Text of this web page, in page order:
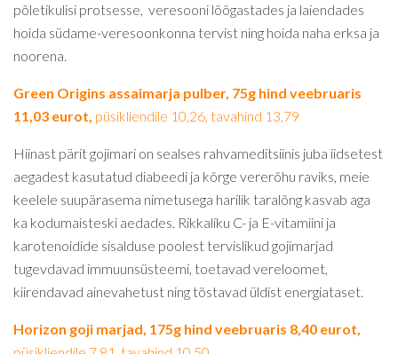
põletikulisi protsesse, veresooni lõõgastades ja laiendades
hoida südame-veresoonkonna tervist ning hoida naha erksa ja
noorena.
Green Origins assaimarja pulber, 75g hind veebruaris
11,03 eurot, püsikliendile 10,26, tavahind 13,79
Hiinast pärit gojimari on sealses rahvameditsiinis juba iidsetest
aegadest kasutatud diabeedi ja kõrge vererõhu raviks, meie
keelele suupärasema nimetusega harilik taralõng kasvab aga
ka kodumaisteski aedades. Rikkaliku C- ja E-vitamiini ja
karotenoidide sisalduse poolest tervislikud gojimarjad
tugevdavad immuunsüsteemi, toetavad vereloomet,
kiirendavad ainevahetust ning tõstavad üldist energiataset.
Horizon goji marjad, 175g hind veebruaris 8,40 eurot,